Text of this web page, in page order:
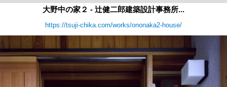
大野中の家２ - 辻健二郎建築設計事務所...
https://tsuji-chika.com/works/ononaka2-house/